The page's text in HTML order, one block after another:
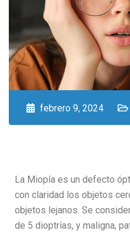
febrero 9, 2024
La Miopía es un defecto
con claridad los objetos
objetos lejanos. Se
de 5 dioptrías, y maligna,